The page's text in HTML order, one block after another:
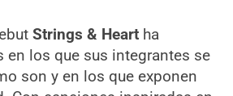
Strings & Heart ha
en los que sus integrantes se
son y en los que exponen